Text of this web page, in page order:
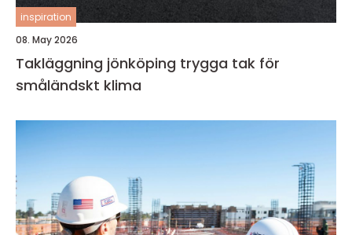
inspiration
08. May 2026
Takläggning jönköping trygga tak för
småländskt klima